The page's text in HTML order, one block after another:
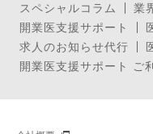
スペシャルコラム
業
開業医支援サポート
求人のお知らせ代行
開業医支援サポート ご